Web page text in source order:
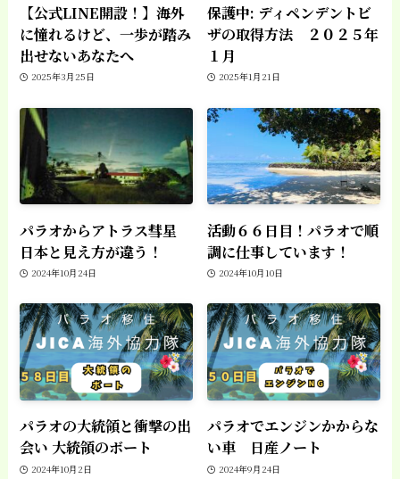
【公式LINE開設！】海外
に憧れるけど、一歩が踏み
出せないあなたへ
2025年3月25日
保護中: ディペンデントビ
ザの取得方法 ２０２５年
１月
2025年1月21日
パラオからアトラス彗星
日本と見え方が違う！
2024年10月24日
活動６６日目！パラオで順
調に仕事しています！
2024年10月10日
パラオの大統領と衝撃の出
会い 大統領のボート
2024年10月2日
パラオでエンジンかからな
い車 日産ノート
2024年9月24日